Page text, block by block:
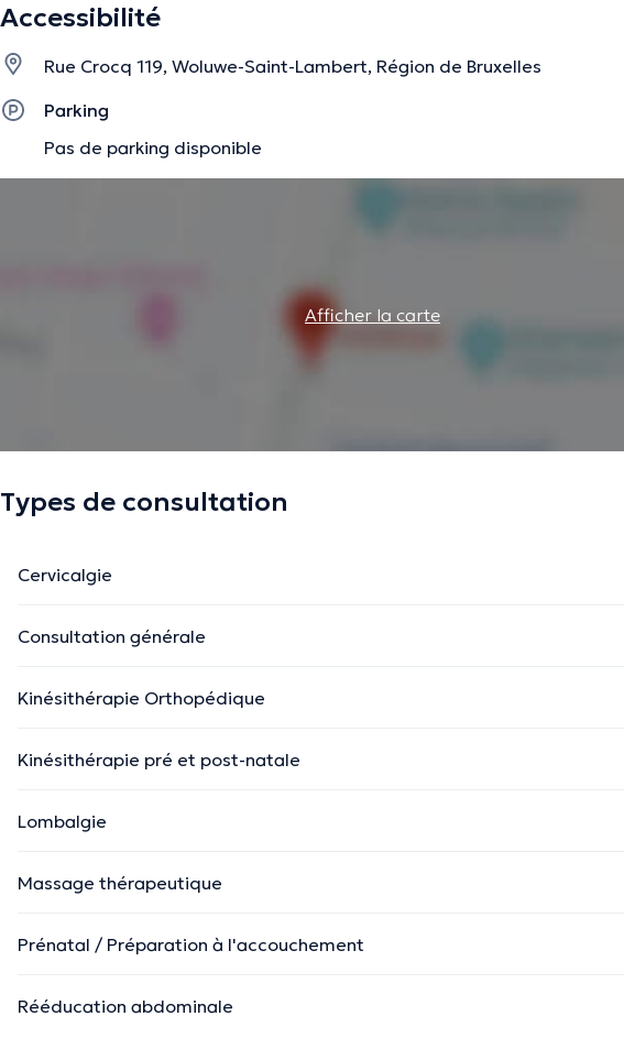
La description a été éditée par l'équipe de Doctoranytime et se base sur des informations vérifiées.
Accessibilité
Rue Crocq 119, Woluwe-Saint-Lambert, Région de Bruxelles
Parking
Pas de parking disponible
Afficher la carte
Types de consultation
Cervicalgie
Consultation générale
Kinésithérapie Orthopédique
Kinésithérapie pré et post-natale
Lombalgie
Massage thérapeutique
Prénatal / Préparation à l'accouchement
Rééducation abdominale